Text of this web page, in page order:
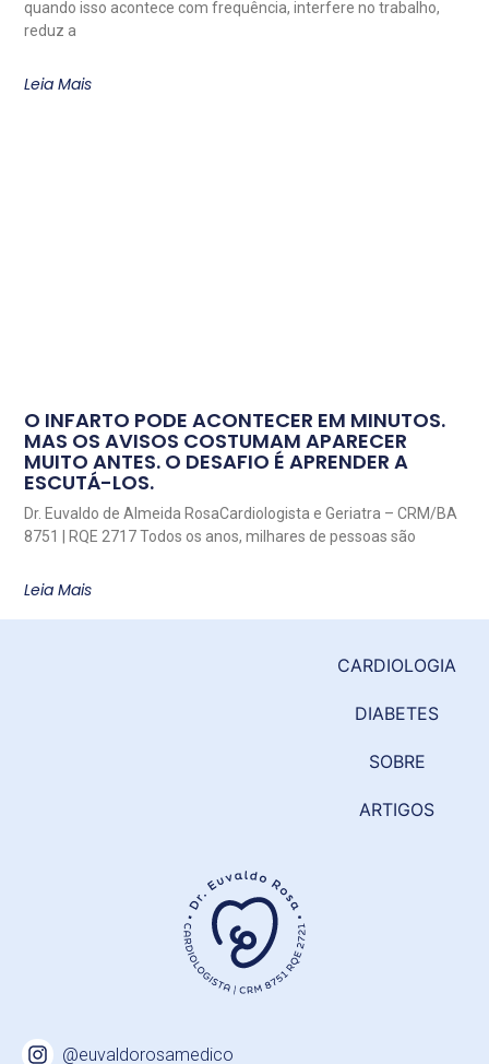
quando isso acontece com frequência, interfere no trabalho,
reduz a
Leia Mais
O INFARTO PODE ACONTECER EM MINUTOS.
MAS OS AVISOS COSTUMAM APARECER
MUITO ANTES. O DESAFIO É APRENDER A
ESCUTÁ-LOS.
Dr. Euvaldo de Almeida RosaCardiologista e Geriatra – CRM/BA
8751 | RQE 2717 Todos os anos, milhares de pessoas são
Leia Mais
CARDIOLOGIA
DIABETES
SOBRE
ARTIGOS
@euvaldorosamedico